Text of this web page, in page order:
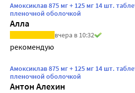
Амоксиклав 875 мг + 125 мг 14 шт.
пленочной оболочкой
Алла
вчера в 10:32
рекомендую
Амоксиклав 875 мг + 125 мг 14 шт.
пленочной оболочкой
Антон Алехин